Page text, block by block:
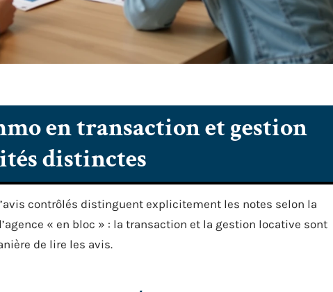
en transaction et gestion
distinctes
contrôlés distinguent explicitement les notes selon la
« en bloc » : la transaction et la gestion locative sont
de lire les avis.